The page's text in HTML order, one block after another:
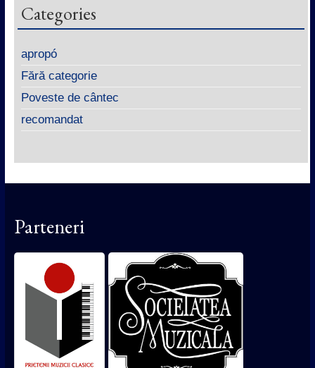
Categories
apropó
Fără categorie
Poveste de cântec
recomandat
Parteneri